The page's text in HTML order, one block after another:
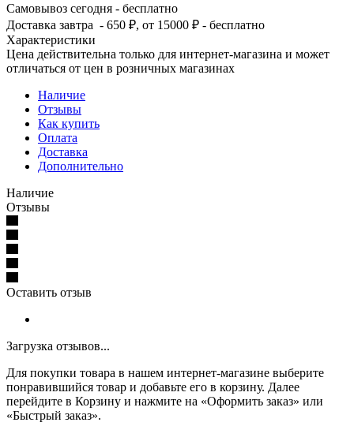
Самовывоз сегодня - бесплатно
Доставка завтра - 650 ₽, от 15000 ₽ - бесплатно
Характеристики
Цена действительна только для интернет-магазина и может
отличаться от цен в розничных магазинах
Наличие
Отзывы
Как купить
Оплата
Доставка
Дополнительно
Наличие
Отзывы
Оставить отзыв
Загрузка отзывов...
Для покупки товара в нашем интернет-магазине выберите
понравившийся товар и добавьте его в корзину. Далее
перейдите в Корзину и нажмите на «Оформить заказ» или
«Быстрый заказ».